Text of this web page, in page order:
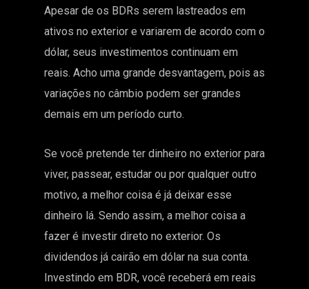
Apesar de os BDRs serem lastreados em
ativos no exterior e variarem de acordo com o
dólar, seus investimentos continuam em
reais. Acho uma grande desvantagem, pois as
variações no câmbio podem ser grandes
demais em um período curto.
Se você pretende ter dinheiro no exterior para
viver, passear, estudar ou por qualquer outro
motivo, a melhor coisa é já deixar esse
dinheiro lá. Sendo assim, a melhor coisa a
fazer é investir direto no exterior. Os
dividendos já cairão em dólar na sua conta.
Investindo em BDR, você receberá em reais